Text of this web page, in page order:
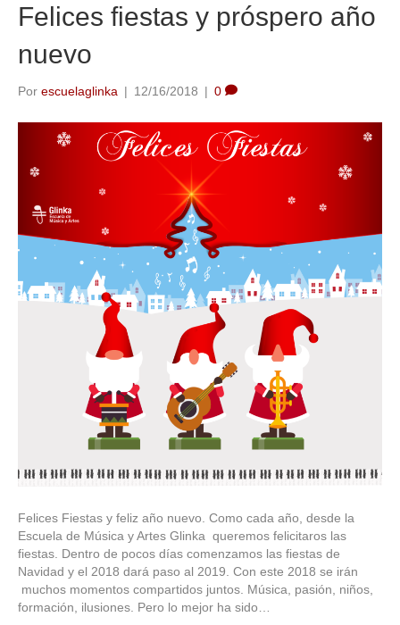
Felices fiestas y próspero año
nuevo
Por escuelaglinka | 12/16/2018 | 0
Felices Fiestas y feliz año nuevo. Como cada año, desde la
Escuela de Música y Artes Glinka queremos felicitaros las
fiestas. Dentro de pocos días comenzamos las fiestas de
Navidad y el 2018 dará paso al 2019. Con este 2018 se irán
muchos momentos compartidos juntos. Música, pasión, niños,
formación, ilusiones. Pero lo mejor ha sido…